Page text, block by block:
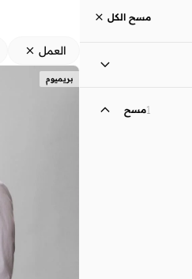
مسح الكل
1مسح
العمل
بريميوم